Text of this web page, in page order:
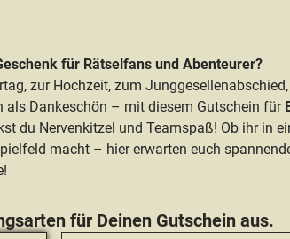
für Rätselfans und Abenteurer?
zur Hochzeit, zum
als Dankeschön – mit diesem Gutschein für
du Nervenkitzel und Teamspaß! Ob ihr in
macht – hier erwarten euch
für Deinen Gutschein aus.